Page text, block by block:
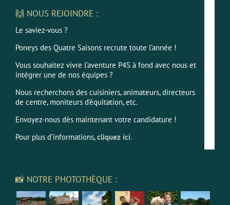
🙌 NOUS REJOINDRE :
Le saviez-vous ?
Poneys des Quatre Saisons recrute toute l’année !
Vous souhaitez vivre l’aventure P4S à fond avec nous et
intégrer une de nos équipes ?
Nous recherchons des cuisiniers, animateurs, directeurs
de centre, moniteurs d’équitation, etc.
Envoyez-nous dès maintenant votre candidature !
Pour plus d’informations,cliquez ici.
📸 NOTRE PHOTOTHÈQUE :